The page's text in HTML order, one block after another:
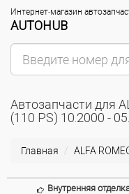
Интернет-магазин
AUTOHUB
Автозапчасти для
(110 PS) 10.2000 -
Главная ALFA
Внутренняя